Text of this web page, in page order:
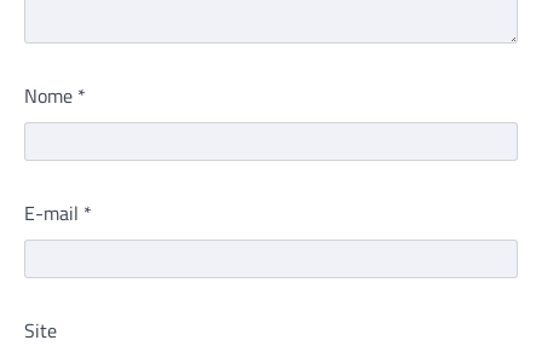
Nome *
E-mail *
Site